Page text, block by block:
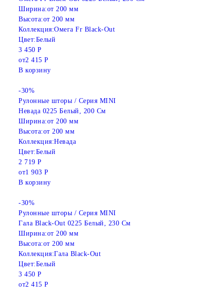
Ширина:от 200 мм
Высота:от 200 мм
Коллекция:Омега Fr Black-Out
Цвет:Белый
3 450 Р
от2 415 Р
В корзину
-30%
Рулонные шторы / Серия MINI
Невада 0225 Белый, 200 См
Ширина:от 200 мм
Высота:от 200 мм
Коллекция:Невада
Цвет:Белый
2 719 Р
от1 903 Р
В корзину
-30%
Рулонные шторы / Серия MINI
Гала Black-Out 0225 Белый, 230 См
Ширина:от 200 мм
Высота:от 200 мм
Коллекция:Гала Black-Out
Цвет:Белый
3 450 Р
от2 415 Р